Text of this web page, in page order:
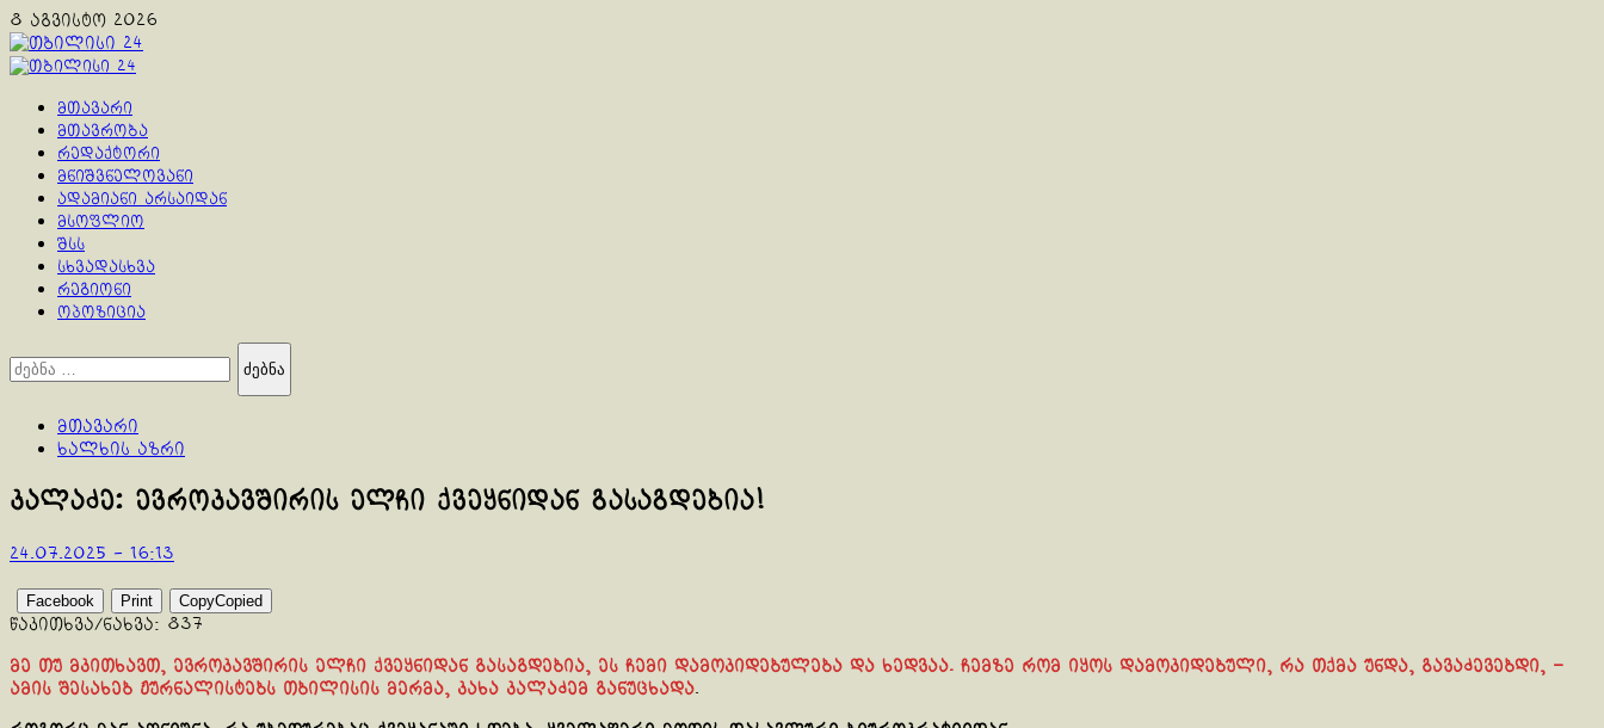
Skip
to
content
8 აგვისტო 2026
Primary
მთავარი
მთავრობა
რედაქტორი
მნიშვნელოვანი
ადამიანი არსაიდან
მსოფლიო
შსს
სხვადასხვა
რეგიონი
ოპოზიცია
ძებნა:
მთავარი
ხალხის აზრი
კალაძე: ევროკავშირის ელჩი ქვეყნიდან გასაგდებია!
24.07.2025 - 16:13
Facebook Print CopyCopied
წაკითხვა/ნახვა: 837
მე თუ მკითხავთ, ევროკავშირის ელჩი ქვეყნიდან გასაგდებია, ეს ჩემი დამოკიდებულება და ხედვაა. ჩემზე რომ იყოს დამოკიდებული, რა თქმა უნდა, გავაძევებდი, –
ამის შესახებ ჟურნალისტებს თბილისის მერმა, კახა კალაძემ განუცხადა.